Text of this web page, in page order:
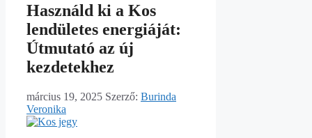
Használd ki a Kos
lendületes energiáját:
Útmutató az új
kezdetekhez
március 19, 2025 Szerző: Burinda
Veronika